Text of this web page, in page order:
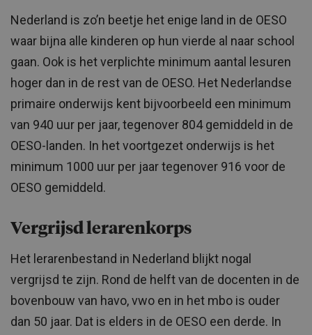
Nederland is zo’n beetje het enige land in de OESO
waar bijna alle kinderen op hun vierde al naar school
gaan. Ook is het verplichte minimum aantal lesuren
hoger dan in de rest van de OESO. Het Nederlandse
primaire onderwijs kent bijvoorbeeld een minimum
van 940 uur per jaar, tegenover 804 gemiddeld in de
OESO-landen. In het voortgezet onderwijs is het
minimum 1000 uur per jaar tegenover 916 voor de
OESO gemiddeld.
Vergrijsd lerarenkorps
Het lerarenbestand in Nederland blijkt nogal
vergrijsd te zijn. Rond de helft van de docenten in de
bovenbouw van havo, vwo en in het mbo is ouder
dan 50 jaar. Dat is elders in de OESO een derde. In